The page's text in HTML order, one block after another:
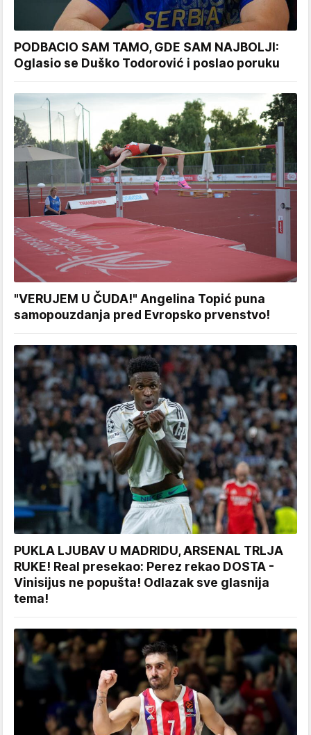
PODBACIO SAM TAMO, GDE SAM NAJBOLJI:
Oglasio se Duško Todorović i poslao poruku
"VERUJEM U ČUDA!" Angelina Topić puna
samopouzdanja pred Evropsko prvenstvo!
PUKLA LJUBAV U MADRIDU, ARSENAL TRLJA
RUKE! Real presekao: Perez rekao DOSTA -
Vinisijus ne popušta! Odlazak sve glasnija
tema!